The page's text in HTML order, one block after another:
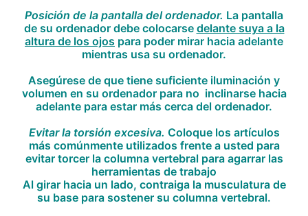
Posición de la pantalla del ordenador. La pantalla
de su ordenador debe colocarse delante suya a la
altura de los ojos para poder mirar hacia adelante
mientras usa su ordenador.
Asegúrese de que tiene suficiente iluminación y
volumen en su ordenador para no inclinarse hacia
adelante para estar más cerca del ordenador.
Evitar la torsión excesiva. Coloque los artículos
más comúnmente utilizados frente a usted para
evitar torcer la columna vertebral para agarrar las
herramientas de trabajo
Al girar hacia un lado, contraiga la musculatura de
su base para sostener su columna vertebral.